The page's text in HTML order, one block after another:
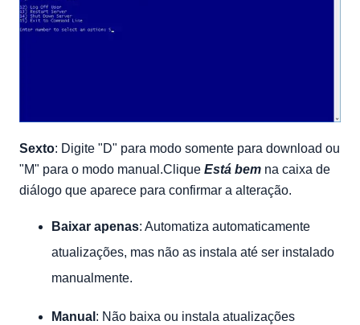
Sexto: Digite "D" para modo somente para download ou
"M" para o modo manual.Clique Está bem na caixa de
diálogo que aparece para confirmar a alteração.
Baixar apenas: Automatiza automaticamente
atualizações, mas não as instala até ser instalado
manualmente.
Manual : Não baixa ou instala atualizações